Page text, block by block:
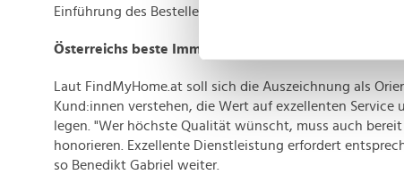
Erfahren Sie mehr darüber,
Wir verwenden Cookies, um
und die Zugriffe auf unsere
Website an unsere Partner
möglicherweise mit weiteren
der Dienste gesammelt haben.
Einführung des Bestellerprinzips prognostiziert haben."
Österreichs beste Immobilienmakler und Bauträger
Laut FindMyHome.at soll sich die Auszeichnung als
Kund:innen verstehen, die Wert auf exzellenten Service
legen. "Wer höchste Qualität wünscht, muss auch
honorieren. Exzellente Dienstleistung erfordert
so Benedikt Gabriel weiter.